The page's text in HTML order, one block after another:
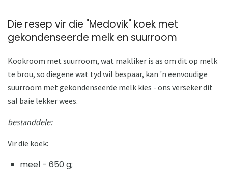
Die resep vir die "Medovik" koek met
gekondenseerde melk en suurroom
Kookroom met suurroom, wat makliker is as om dit op melk
te brou, so diegene wat tyd wil bespaar, kan 'n eenvoudige
suurroom met gekondenseerde melk kies - ons verseker dit
sal baie lekker wees.
bestanddele:
Vir die koek:
meel - 650 g;